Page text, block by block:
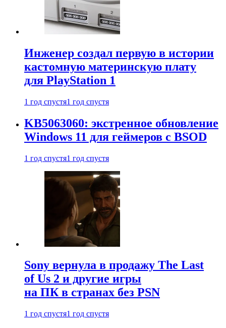
Инженер создал первую в истории
кастомную материнскую плату
для PlayStation 1
1 год спустя1 год спустя
KB5063060: экстренное обновление
Windows 11 для геймеров с BSOD
1 год спустя1 год спустя
Sony вернула в продажу The Last
of Us 2 и другие игры
на ПК в странах без PSN
1 год спустя1 год спустя